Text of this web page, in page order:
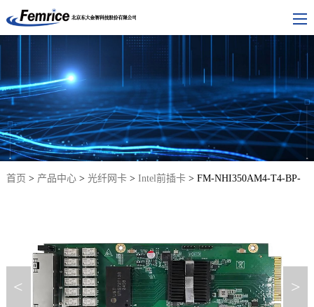
首页 > 产品中心> 光纤网卡> Intel前插卡> FM-NHI350AM4-T4-BP-
< >